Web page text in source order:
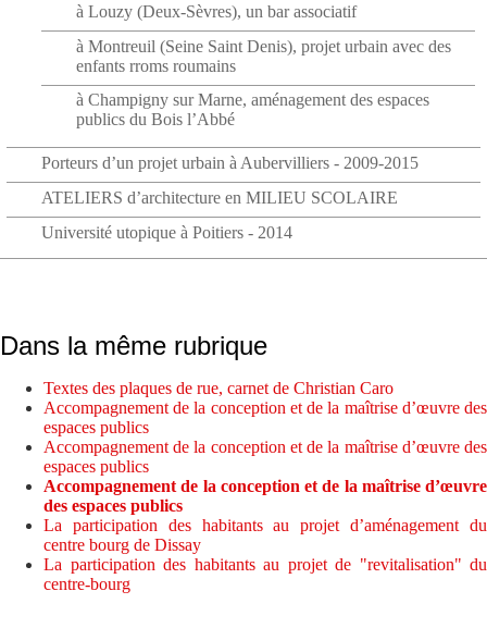
à Louzy (Deux-Sèvres), un bar associatif
à Montreuil (Seine Saint Denis), projet urbain avec des
enfants rroms roumains
à Champigny sur Marne, aménagement des espaces
publics du Bois l’Abbé
Porteurs d’un projet urbain à Aubervilliers - 2009-2015
ATELIERS d’architecture en MILIEU SCOLAIRE
Université utopique à Poitiers - 2014
Dans la même rubrique
Textes des plaques de rue, carnet de Christian Caro
Accompagnement de la conception et de la maîtrise d’œuvre des
espaces publics
Accompagnement de la conception et de la maîtrise d’œuvre des
espaces publics
Accompagnement de la conception et de la maîtrise d’œuvre
des espaces publics
La participation des habitants au projet d’aménagement du
centre bourg de Dissay
La participation des habitants au projet de "revitalisation" du
centre-bourg